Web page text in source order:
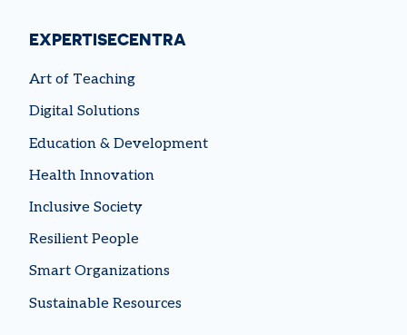
EXPERTISECENTRA
Art of Teaching
Digital Solutions
Education & Development
Health Innovation
Inclusive Society
Resilient People
Smart Organizations
Sustainable Resources